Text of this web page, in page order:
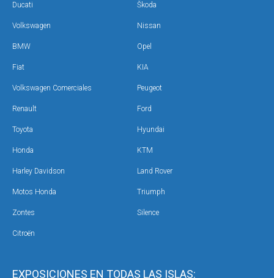
EXPOSICIONES EN TODAS LAS ISLAS:
Ducati Škoda
Volkswagen Nissan
BMW Opel
Fiat KIA
Volkswagen Comerciales Peugeot
Renault Ford
Toyota Hyundai
Honda KTM
Harley Davidson Land Rover
Motos Honda Triumph
Zontes Silence
Citroën